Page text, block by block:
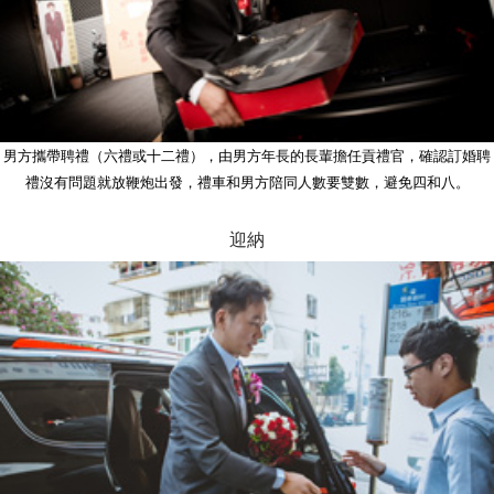
男方攜帶聘禮（六禮或十二禮），由男方年長的長輩擔任貢禮官，確認訂婚聘
禮沒有問題就放鞭炮出發，禮車和男方陪同人數要雙數，避免四和八。
迎納